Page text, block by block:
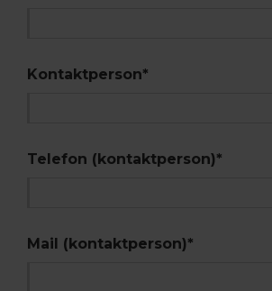
Kontaktperson*
Telefon (kontaktperson)*
Mail (kontaktperson)*